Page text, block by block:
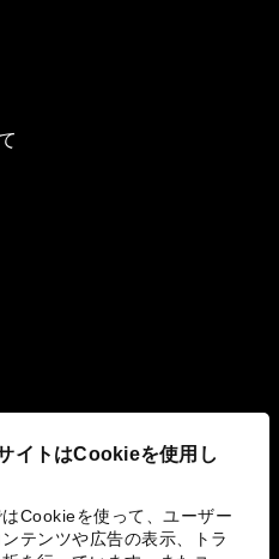
イトはCookieを使用し
Cookieを使って、ユーザー
テンツや広告の表示、トラ
み